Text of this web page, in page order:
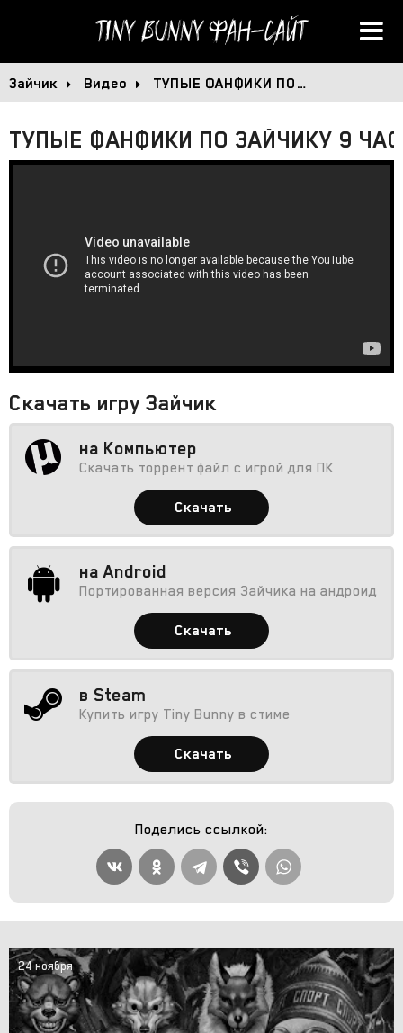
Tiny BunnyФан-сайт
Зайчик Видео ТУПЫЕ ФАНФИКИ ПО…
ТУПЫЕ ФАНФИКИ ПО ЗАЙЧИКУ 9
Скачать игру Зайчик
на Компьютер
Скачать торрент файл с игрой для ПК
Скачать
на Android
Портированная версия Зайчика на андроид
Скачать
в Steam
Купить игру Tiny Bunny в стиме
Скачать
Поделись ссылкой:
24 ноября